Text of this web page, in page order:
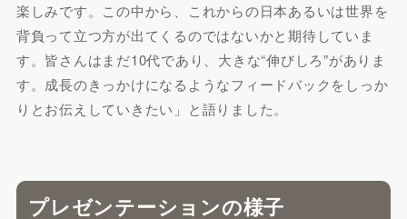
楽しみです。この中から、これからの日本あるいは世界を
背負って立つ方が出てくるのではないかと期待していま
す。皆さんはまだ10代であり、大きな“伸びしろ”がありま
す。成長のきっかけになるようなフィードバックをしっか
りとお伝えしていきたい」と語りました。
プレゼンテーションの様子